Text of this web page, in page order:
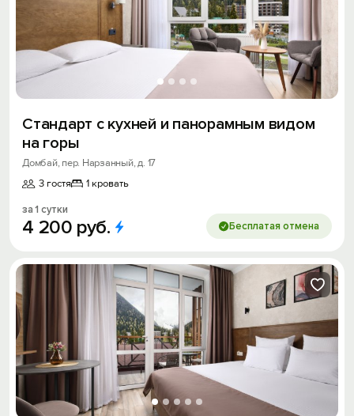
Стандарт с кухней и панорамным видом
на горы
Домбай, пер. Нарзанный, д. 17
3 гостя
1 кровать
за 1 сутки
4 200 руб. Бесплатая отмена